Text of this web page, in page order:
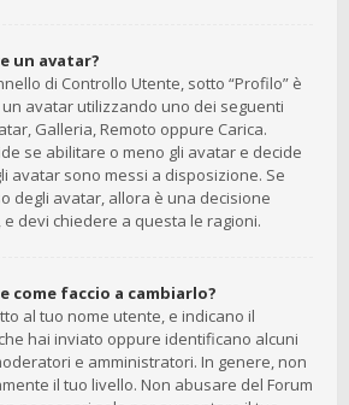
un avatar?
di Controllo Utente, sotto “Profilo” è
avatar utilizzando uno dei seguenti
Galleria, Remoto oppure Carica.
se abilitare o meno gli avatar e decide
avatar sono messi a disposizione. Se
degli avatar, allora è una decisione
e devi chiedere a questa le ragioni.
come faccio a cambiarlo?
al tuo nome utente, e indicano il
hai inviato oppure identificano alcuni
e amministratori. In genere, non
il tuo livello. Non abusare del Forum